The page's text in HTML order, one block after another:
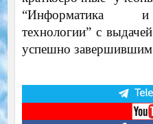
“Информатика
технологии” с
успешно